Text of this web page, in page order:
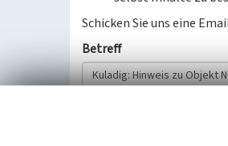
Schicken Sie uns eine
Betreff